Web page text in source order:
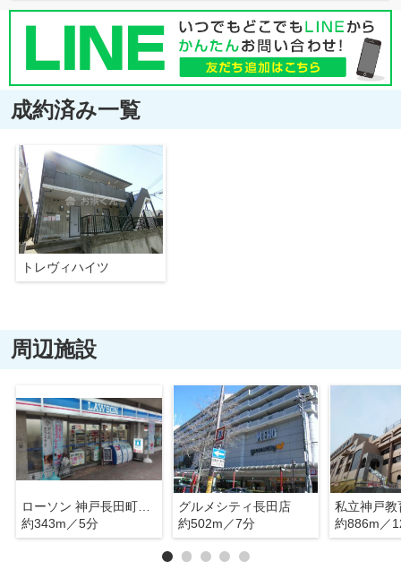
成約済み一覧
トレヴィハイツ
周辺施設
ローソン 神戸長田町五丁目店
約343m／5分
グルメシティ長田店
約502m／7分
私立神戸教
約886m／